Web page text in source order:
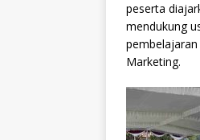
peserta
mendukung
Marketing.